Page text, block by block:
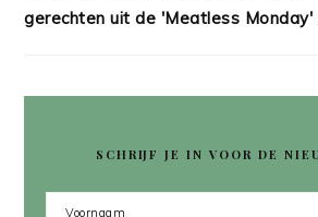
gerechten uit de 'Meatless Monday'
SCHRIJF JE IN VOOR DE